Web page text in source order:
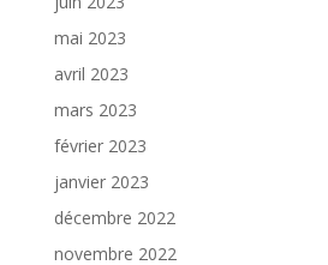
mai 2023
avril 2023
mars 2023
février 2023
janvier 2023
décembre 2022
novembre 2022